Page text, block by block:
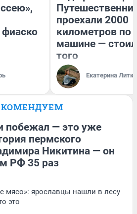
проехали 2000
километров по
машине —
того
Екатерина
побежал — это уже
пермского
Никитина — он
РФ 35 раз
мясо»: ярославцы нашли в лесу
это